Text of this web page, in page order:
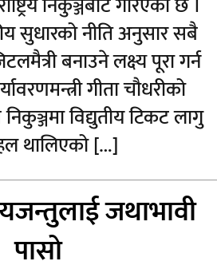
सुधारको नीति अनुसार सबै
बनाउने लक्ष्य पूरा गर्न
गीता चौधरीको
विद्युतीय टिकट लागु
थालिएको […]
जथाभावी
पासो